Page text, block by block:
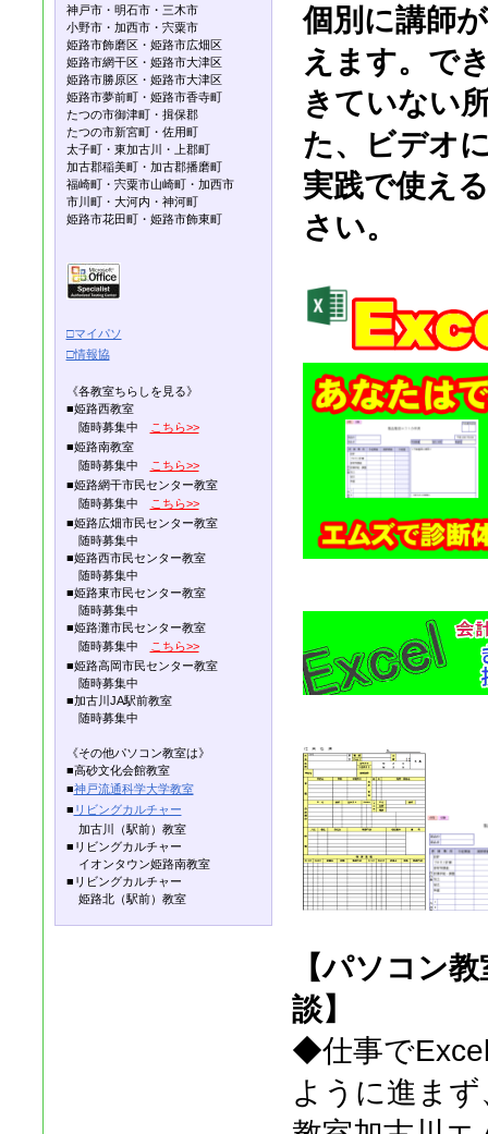
個別に講師
えます。で
きていない
た、ビデオ
実践で使え
さい。
【パソコン
談】
◆仕事で
ように進ま
神戸市・明石市・三木市
小野市・加西市・宍粟市
姫路市飾磨区・姫路市広畑区
姫路市網干区・姫路市大津区
姫路市勝原区・姫路市大津区
姫路市夢前町・姫路市香寺町
たつの市御津町・揖保郡
たつの市新宮町・佐用町
太子町・東加古川・上郡町
加古郡稲美町・加古郡播磨町
福崎町・宍粟市山崎町・加西市
市川町・大河内・神河町
姫路市花田町・姫路市飾東町
□マイパソ
□情報協
《各教室ちらしを見る》
■姫路西教室
随時募集中
こちら>>
■姫路南教室
随時募集中
こちら>>
■姫路網干市民センター教室
随時募集中
こちら>>
■姫路広畑市民センター教室
随時募集中
■姫路西市民センター教室
随時募集中
■姫路東市民センター教室
随時募集中
■姫路灘市民センター教室
随時募集中
こちら>>
■姫路高岡市民センター教室
随時募集中
■加古川JA駅前教室
随時募集中
《その他パソコン教室は》
■高砂文化会館教室
■神戸流通科学大学教室
■ リビングカルチャー
加古川（駅前）教室
■リビングカルチャー
イオンタウン姫路南教室
■リビングカルチャー
姫路北（駅前）教室